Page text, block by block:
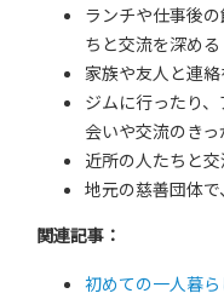
ランチや仕事後
ちと交流を深める
家族や友人と連
ジムに行ったり
会いや交流のき
近所の人たちと交
地元の慈善団体
関連記事：
初めての一人暮